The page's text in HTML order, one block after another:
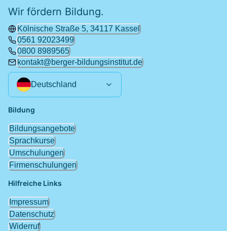
Wir fördern Bildung.
Kölnische Straße 5, 34117 Kassel
0561 92023499
0800 8989565
kontakt@berger-bildungsinstitut.de
Deutschland
Hilfreiche Links
Impressum
Datenschutz
Widerruf
Bildung
Bildungsangebote
Sprachkurse
Umschulungen
Firmenschulungen